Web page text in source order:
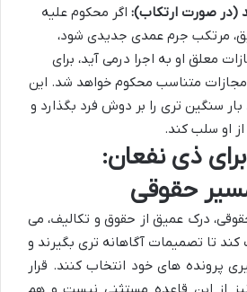
(در صورت ارتکاب): اگر محکوم علیه
مرتکب جرم عمدی جدیدی شود،
معلق او به اجرا درمی آید، برای
متناسب محکوم خواهد شد. این
سنگین تری را بر دوش فرد بگذارد و
او سلب کند.
ذی نفعان:
حقوقی
درک عمیق از حقوق و تکالیف، می
تا تصمیمات آگاهانه تری بگیرند و
پرونده های خود انتخاب کنند. قرار